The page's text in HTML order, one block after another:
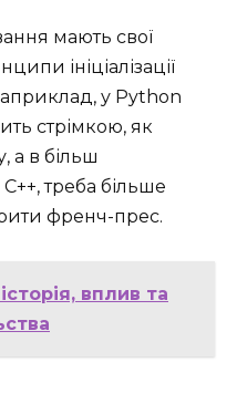
мають свої
ініціалізації
у Python
стрімкою, як
а в більш
треба більше
френч-прес.
вплив та